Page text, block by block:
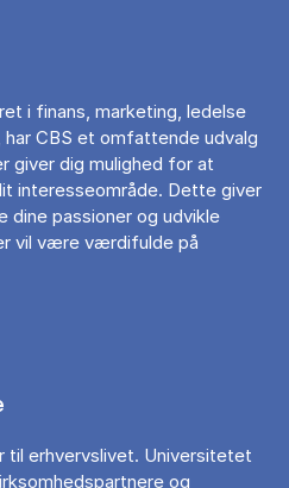
i finans, marketing, ledelse
har CBS et omfattende udvalg
giver dig mulighed for at
interesseområde. Dette giver
passioner og udvikle
vil være værdifulde på
erhvervslivet. Universitetet
og